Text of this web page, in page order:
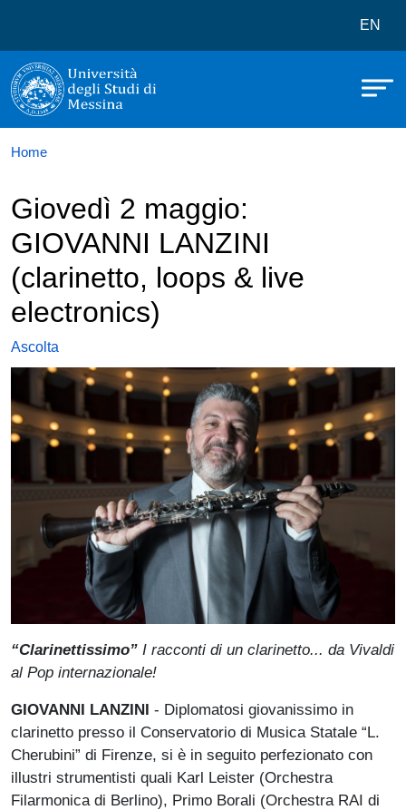
Università degli Studi di Messina
EN
Home
Giovedì 2 maggio:
GIOVANNI LANZINI
(clarinetto, loops & live
electronics)
Ascolta
“Clarinettissimo” I racconti di un clarinetto... da Vivaldi
al Pop internazionale!
GIOVANNI LANZINI - Diplomatosi giovanissimo in
clarinetto presso il Conservatorio di Musica Statale “L.
Cherubini” di Firenze, si è in seguito perfezionato con
illustri strumentisti quali Karl Leister (Orchestra
Filarmonica di Berlino), Primo Borali (Orchestra RAI di